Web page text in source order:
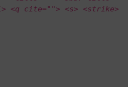
<q cite=""> <s> <strike>